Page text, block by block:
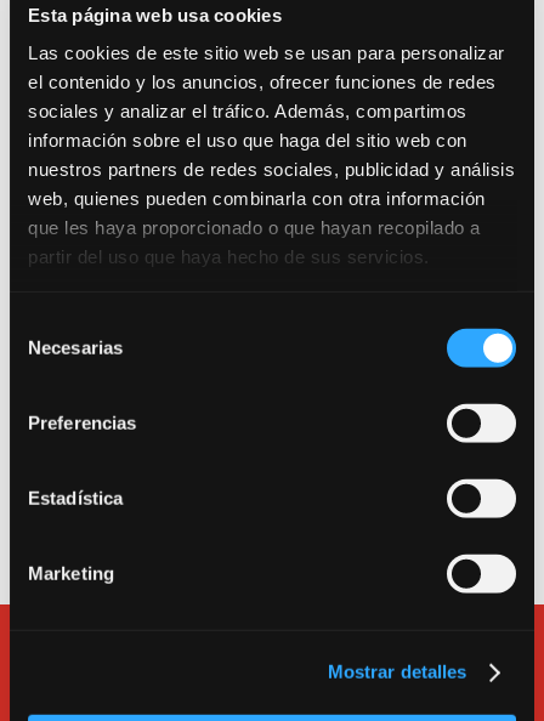
Esta página web usa cookies
Las cookies de este sitio web se usan para personalizar
el contenido y los anuncios, ofrecer funciones de redes
sociales y analizar el tráfico. Además, compartimos
información sobre el uso que haga del sitio web con
nuestros partners de redes sociales, publicidad y análisis
web, quienes pueden combinarla con otra información
que les haya proporcionado o que hayan recopilado a
partir del uso que haya hecho de sus servicios.
Necesarias
Preferencias
Estadística
Marketing
Mostrar detalles
salas de ensayo (tanto en la gris como en la
amarilla). El objetivo de esta reforma es facilitar el
uso de las mismas durante la temporada de verano
y, por qué no decirlo,...
Trabajamos por una escuela segura. Consulta
Entrada como público a la sala de teatro: Calle
Entrada a la escuela, a las salas de alquiler y a la
Teléfono